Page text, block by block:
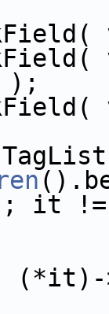
);
it !=
(*it)-